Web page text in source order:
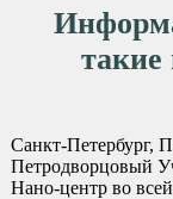
Санкт-Петербург,
Петродворцовый
Нано-центр во